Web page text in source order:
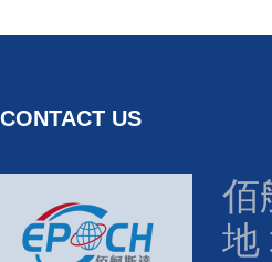
CONTACT US
佰
地